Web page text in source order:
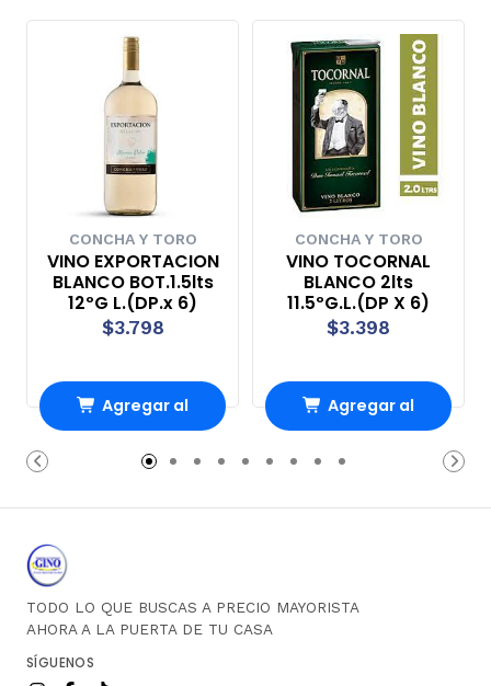
CONCHA Y TORO
VINO EXPORTACION
BLANCO BOT.1.5lts
12ºG L.(DP.x 6)
$3.798
Agregar al
Carro
CONCHA Y TORO
VINO TOCORNAL
BLANCO 2lts
11.5ºG.L.(DP X 6)
$3.398
Agregar al
Carro
TODO LO QUE BUSCAS A PRECIO MAYORISTA
AHORA A LA PUERTA DE TU CASA
SÍGUENOS